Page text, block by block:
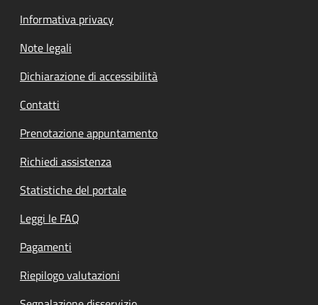
Informativa privacy
Note legali
Dichiarazione di accessibilità
Contatti
Prenotazione appuntamento
Richiedi assistenza
Statistiche del portale
Leggi le FAQ
Pagamenti
Riepilogo valutazioni